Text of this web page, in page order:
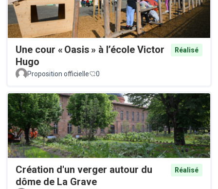
Une cour « Oasis » à l’école Victor
Hugo
Réalisé
Proposition officielle 0
Création d'un verger autour du
dôme de La Grave
Réalisé